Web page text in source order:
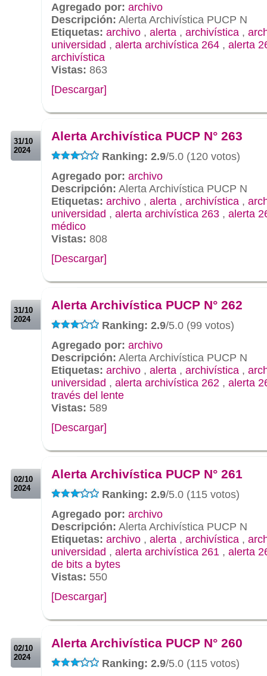
Agregado por: archivo
Descripción: Alerta Archivística PUCP N
Etiquetas: archivo , alerta , archivística ,
universidad , alerta archivística 264 , alerta
archivística
Vistas: 863
[Descargar]
31/10
2024
Alerta Archivística PUCP N° 263
Ranking: 2.9/5.0 (120 votos)
Agregado por: archivo
Descripción: Alerta Archivística PUCP N
Etiquetas: archivo , alerta , archivística ,
universidad , alerta archivística 263 , alerta
médico
Vistas: 808
[Descargar]
31/10
2024
Alerta Archivística PUCP N° 262
Ranking: 2.9/5.0 (99 votos)
Agregado por: archivo
Descripción: Alerta Archivística PUCP N
Etiquetas: archivo , alerta , archivística ,
universidad , alerta archivística 262 , alerta
través del lente
Vistas: 589
[Descargar]
02/10
2024
Alerta Archivística PUCP N° 261
Ranking: 2.9/5.0 (115 votos)
Agregado por: archivo
Descripción: Alerta Archivística PUCP N
Etiquetas: archivo , alerta , archivística ,
universidad , alerta archivística 261 , alerta
de bits a bytes
Vistas: 550
[Descargar]
02/10
2024
Alerta Archivística PUCP N° 260
Ranking: 2.9/5.0 (115 votos)